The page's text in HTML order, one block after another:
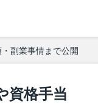
副業事情まで公開
資格手当